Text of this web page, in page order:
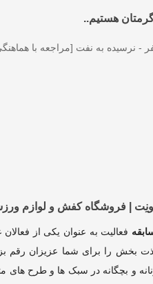
هستیم..
نرسیده به نفت [مراجعه با
| فروشگاه کفش و لوازم
فعالیت به عنوان یکی از
بخش را برای شما عزیزان رقم
و بچگانه در سبک ها و طرح های